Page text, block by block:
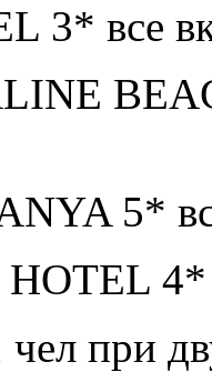
3* все
5*
4*
чел при